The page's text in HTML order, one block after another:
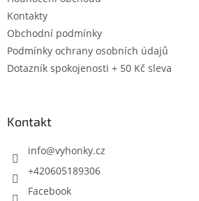
Kontakty
Obchodní podmínky
Podmínky ochrany osobních údajů
Dotazník spokojenosti + 50 Kč sleva
Kontakt
info@vyhonky.cz
+420605189306
Facebook